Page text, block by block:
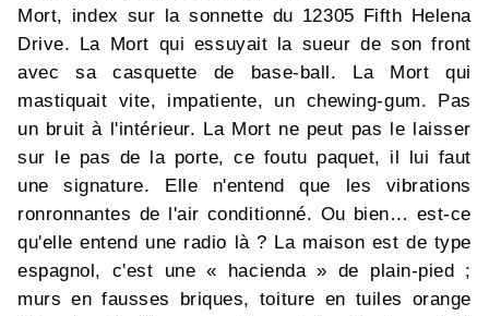
Mort, index sur la sonnette du 12305 Fifth Helena
Drive. La Mort qui essuyait la sueur de son front
avec sa casquette de base-ball. La Mort qui
mastiquait vite, impatiente, un chewing-gum. Pas
un bruit à l'intérieur. La Mort ne peut pas le laisser
sur le pas de la porte, ce foutu paquet, il lui faut
une signature. Elle n'entend que les vibrations
ronronnantes de l'air conditionné. Ou bien… est-ce
qu'elle entend une radio là ? La maison est de type
espagnol, c'est une « hacienda » de plain-pied ;
murs en fausses briques, toiture en tuiles orange